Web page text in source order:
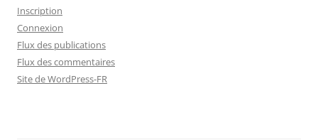
Inscription
Connexion
Flux des publications
Flux des commentaires
Site de WordPress-FR